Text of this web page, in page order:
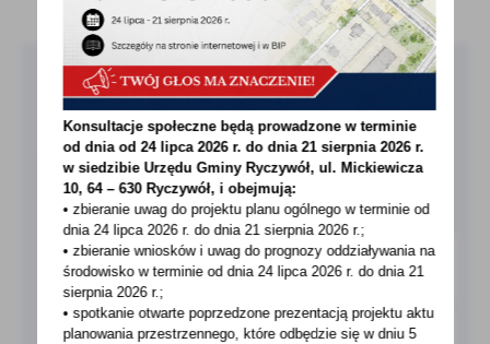
Pobierz bezpłatną aplikację
MieszkaniecINFO!
O APLIKACJI
Konsultacje społeczne będą prowadzone w terminie
od dnia od 24 lipca 2026 r. do dnia 21 sierpnia 2026 r.
w siedzibie Urzędu Gminy Ryczywół, ul. Mickiewicza
10, 64 – 630 Ryczywół, i obejmują:
• zbieranie uwag do projektu planu ogólnego w terminie od
dnia 24 lipca 2026 r. do dnia 21 sierpnia 2026 r.;
• zbieranie wniosków i uwag do prognozy oddziaływania na
środowisko w terminie od dnia 24 lipca 2026 r. do dnia 21
sierpnia 2026 r.;
• spotkanie otwarte poprzedzone prezentacją projektu aktu
planowania przestrzennego, które odbędzie się w dniu 5